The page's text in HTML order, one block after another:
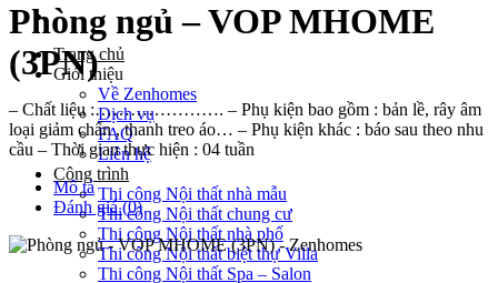
Trang chủ
Giới thiệu
Về Zenhomes
Dịch vụ
FAQ
Liên hệ
Công trình
Thi công Nội thất nhà mẫu
Thi công Nội thất chung cư
Thi công Nội thất nhà phố
Thi công Nội thất biệt thự Villa
Thi công Nội thất Spa – Salon
Phòng ngủ – VOP MHOME
(3PN)
– Chất liệu :…………………. – Phụ kiện bao gồm : bản lề, rây âm
loại giảm chấn , thanh treo áo… – Phụ kiện khác : báo sau theo nhu
cầu – Thời gian thực hiện : 04 tuần
Mô tả
Đánh giá (0)